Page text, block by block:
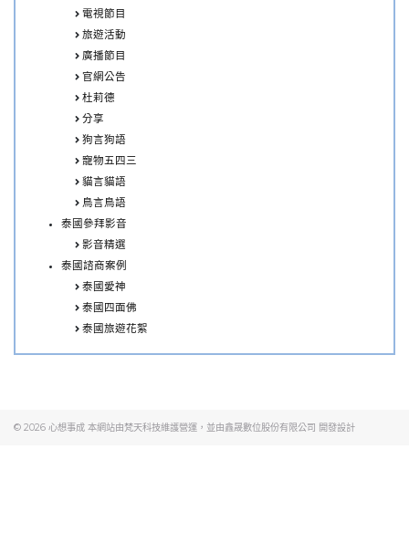
電視節目
旅遊活動
廣播節目
官網公告
杜莉德
分享
狗言狗語
寵物五四三
貓言貓語
鳥言鳥語
泰國參拜影音
影音精選
泰國諮商案例
泰國愛神
泰國四面佛
泰國旅遊花絮
© 2026 心想事成 本網站由梵天科技維護營運，並由鑫晟數位股份有限公司 開發設計